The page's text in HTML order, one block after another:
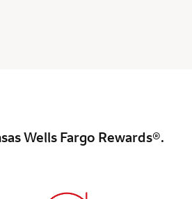
Wells Fargo Rewards®.